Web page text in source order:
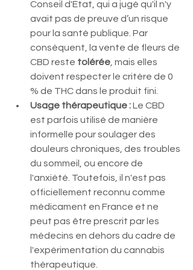
Conseil d'État, qui a jugé qu'il n'y
avait pas de preuve d’un risque
pour la santé publique. Par
conséquent, la vente de fleurs de
CBD reste tolérée, mais elles
doivent respecter le critère de 0
% de THC dans le produit fini.
Usage thérapeutique : Le CBD
est parfois utilisé de manière
informelle pour soulager des
douleurs chroniques, des troubles
du sommeil, ou encore de
l'anxiété. Toutefois, il n'est pas
officiellement reconnu comme
médicament en France et ne
peut pas être prescrit par les
médecins en dehors du cadre de
l'expérimentation du cannabis
thérapeutique.